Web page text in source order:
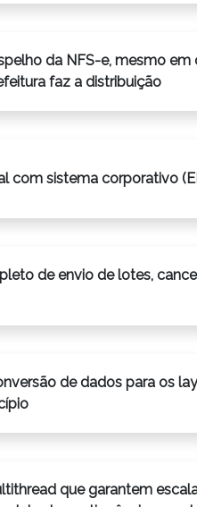
da NFS-e, mesmo em
faz a distribuição
com sistema corporativo
de envio de lotes,
de dados para os
que garantem